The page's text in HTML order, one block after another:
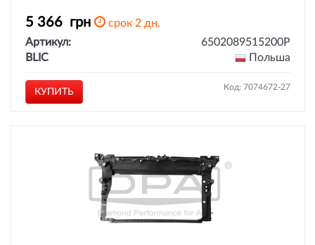
5 366 грн
срок 2 дн.
Артикул:
6502089515200P
BLIC
Польша
КУПИТЬ Код: 7074672-27